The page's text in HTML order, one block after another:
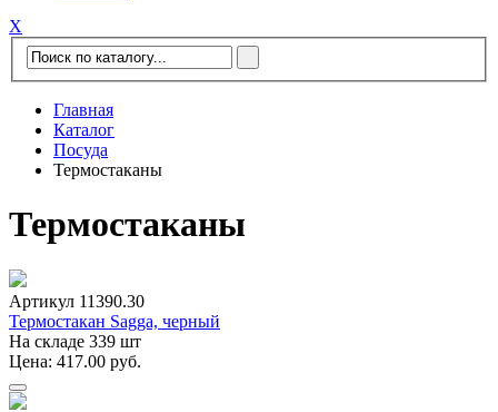
Х
Главная
Каталог
Посуда
Термостаканы
Термостаканы
Артикул 11390.30
Термостакан Sagga, черный
На складе 339 шт
Цена: 417.00 руб.